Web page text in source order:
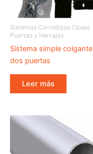
Sistemas Corredizos Closet
Puertas y Herrajes
Sistema simple colgante
dos puertas
Leer más